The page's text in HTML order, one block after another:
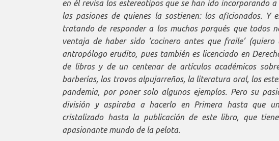
en él revisa los estereotipos que se han ido incorporando
las pasiones de quienes la sostienen: los aficionados. Y
tratando de responder a los muchos porqués que todos
ventaja de haber sido ‘cocinero antes que fraile’
antropólogo erudito, pues también es licenciado en
de libros y de un centenar de artículos académicos
barberías, los trovos alpujarreños, la literatura oral, los
pandemia, por poner solo algunos ejemplos. Pero su
división y aspiraba a hacerlo en Primera hasta que
cristalizado hasta la publicación de este libro, que
apasionante mundo de la pelota.